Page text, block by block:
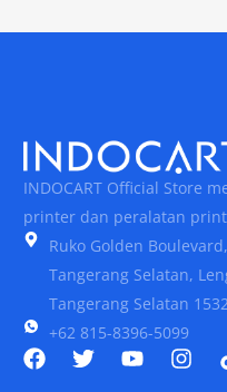
INDOCART Official Store
printer dan peralatan
Ruko Golden
Tangerang Selatan,
Tangerang Selatan
+62 815-8396-5099